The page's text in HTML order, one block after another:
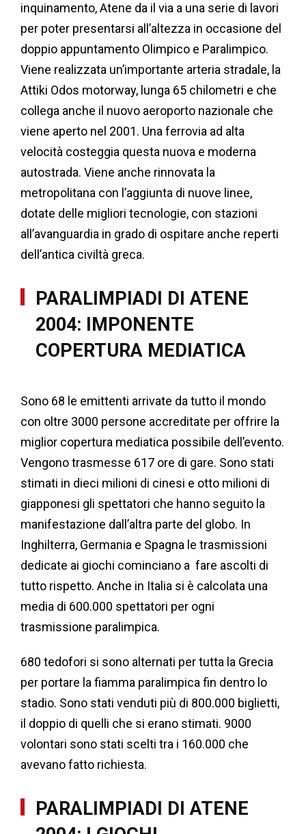
inquinamento, Atene da il via a una serie di lavori
per poter presentarsi all’altezza in occasione del
doppio appuntamento Olimpico e Paralimpico.
Viene realizzata un’importante arteria stradale, la
Attiki Odos motorway, lunga 65 chilometri e che
collega anche il nuovo aeroporto nazionale che
viene aperto nel 2001. Una ferrovia ad alta
velocità costeggia questa nuova e moderna
autostrada. Viene anche rinnovata la
metropolitana con l’aggiunta di nuove linee,
dotate delle migliori tecnologie, con stazioni
all’avanguardia in grado di ospitare anche reperti
dell’antica civiltà greca.
PARALIMPIADI DI ATENE
2004: IMPONENTE
COPERTURA MEDIATICA
Sono 68 le emittenti arrivate da tutto il mondo
con oltre 3000 persone accreditate per offrire la
miglior copertura mediatica possibile dell’evento.
Vengono trasmesse 617 ore di gare. Sono stati
stimati in dieci milioni di cinesi e otto milioni di
giapponesi gli spettatori che hanno seguito la
manifestazione dall’altra parte del globo. In
Inghilterra, Germania e Spagna le trasmissioni
dedicate ai giochi cominciano a fare ascolti di
tutto rispetto. Anche in Italia si è calcolata una
media di 600.000 spettatori per ogni
trasmissione paralimpica.
680 tedofori si sono alternati per tutta la Grecia
per portare la fiamma paralimpica fin dentro lo
stadio. Sono stati venduti più di 800.000 biglietti,
il doppio di quelli che si erano stimati. 9000
volontari sono stati scelti tra i 160.000 che
avevano fatto richiesta.
PARALIMPIADI DI ATENE